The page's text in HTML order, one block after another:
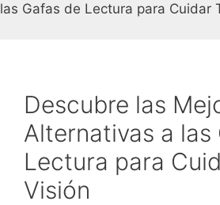
las Gafas de Lectura para Cuidar
Descubre las
Alternativas a las
Lectura para
Visión